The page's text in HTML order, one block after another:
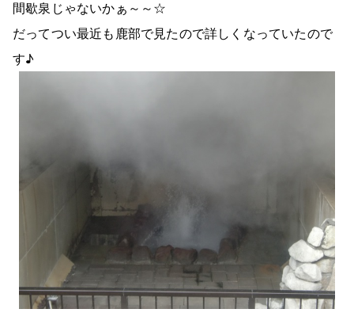
間歇泉じゃないかぁ～～☆
だってつい最近も鹿部で見たので詳しくなっていたので
す♪